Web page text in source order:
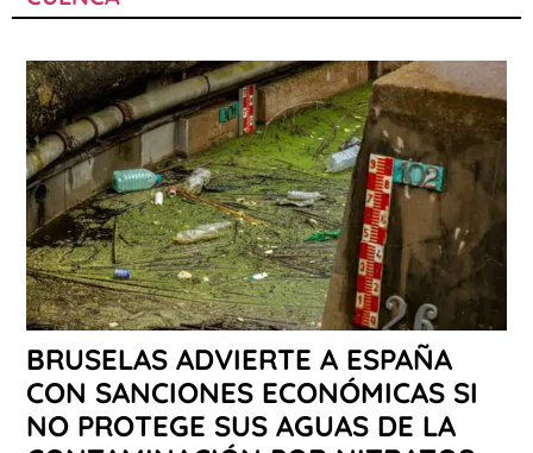
BRUSELAS ADVIERTE A ESPAÑA
CON SANCIONES ECONÓMICAS SI
NO PROTEGE SUS AGUAS DE LA